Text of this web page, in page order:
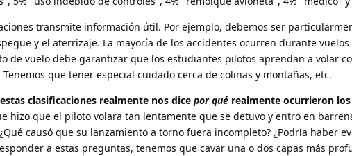
transmite información útil. Por ejemplo, debemos ser
y el aterrizaje. La mayoría de los accidentes ocurren durante
de vuelo debe garantizar que los estudiantes pilotos aprendan a volar
que tener especial cuidado cerca de colinas y montañas, etc.
clasificaciones realmente nos dice por qué realmente ocurrieron los
hizo que el piloto volara tan lentamente que se detuvo y entro en
causó que su lanzamiento a torno fuera incompleto? ¿Podría haber
a estas preguntas, tenemos que cavar una o dos capas más